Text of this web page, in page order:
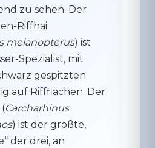
zu sehen. Der
Riffhai
melanopterus) ist
Spezialist, mit
gespitzten
auf Riffflächen. Der
(Carcharhinus
) ist der größte,
der drei, an